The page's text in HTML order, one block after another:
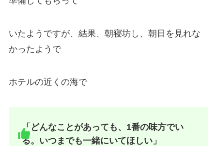
いたようですが、結果、朝寝坊し、朝日を見れな
かったようで
ホテルの近くの海で
「どんなことがあっても、1番の味方でい
る。いつまでも一緒にいてほしい」